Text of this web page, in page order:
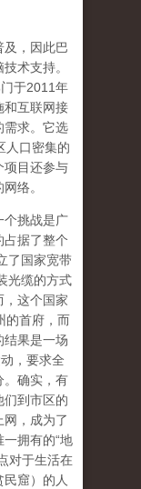
及，因此巴
术支持。
于2011年
和互联网接
需求。它选
人口密集的
项目还参与
络。
个挑战是广
占据了整个
了国家宽带
光缆的方式
，这个国家
的首府，而
结果是一场
，要求全
。确实，有
们到市区的
，成为了
拥有的“地
对于生活在
窟）的人